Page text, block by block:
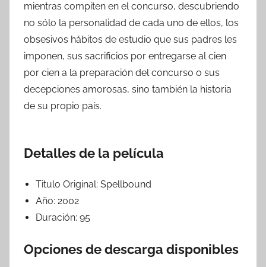
mientras compiten en el concurso, descubriendo
no sólo la personalidad de cada uno de ellos, los
obsesivos hábitos de estudio que sus padres les
imponen, sus sacrificios por entregarse al cien
por cien a la preparación del concurso o sus
decepciones amorosas, sino también la historia
de su propio país.
Detalles de la película
Titulo Original: Spellbound
Año: 2002
Duración: 95
Opciones de descarga disponibles